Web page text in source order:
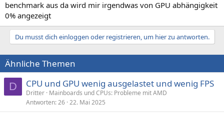
benchmark aus da wird mir irgendwas von GPU abhängigkeit
0% angezeigt
Du musst dich einloggen oder registrieren, um hier zu antworten.
Ähnliche Themen
D CPU und GPU wenig ausgelastet und wenig FPS
Dritter Mainboards und CPUs: Probleme mit AMD
Antworten 26 22. Mai 2025